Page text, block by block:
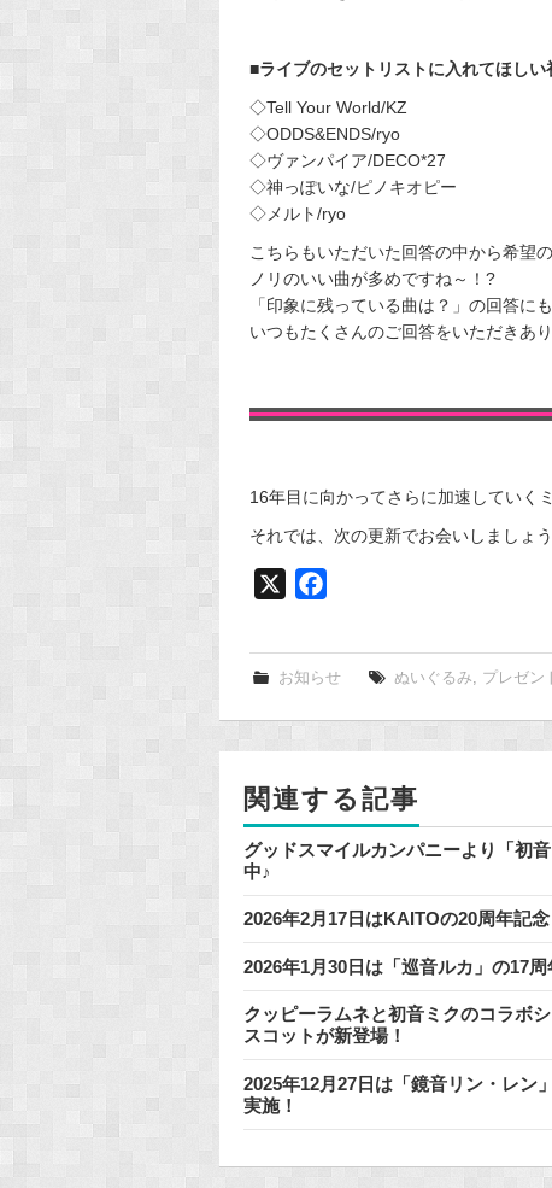
■ライブのセットリストに入れてほしい
◇Tell Your World/KZ
◇ODDS&ENDS/ryo
◇ヴァンパイア/DECO*27
◇神っぽいな/ピノキオピー
◇メルト/ryo
こちらもいただいた回答の中から希望
ノリのいい曲が多めですね～！?
「印象に残っている曲は？」の回答に
いつもたくさんのご回答をいただきあ
16年目に向かってさらに加速していく
それでは、次の更新でお会いしましょ
e
k
お知らせ ぬいぐるみ プレゼン
関連する記事
グッドスマイルカンパニーより「初
中♪
2026年2月17日はKAITOの20周年記
2026年1月30日は「巡音ルカ」の17
クッピーラムネと初音ミクのコラボ
スコットが新登場！
2025年12月27日は「鏡音リン・レン
実施！